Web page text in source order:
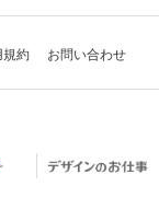
規約 お問い合わせ